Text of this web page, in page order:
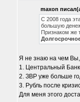
maxon
С 2008 года
большую
Признаком же
Я не знаю на чем
1. Центральный
2. ЗВР уже больше
3. Рубль после
Для меня этого